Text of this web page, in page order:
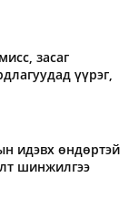
засаг
үүрэг,
идэвх өндөртэй
шинжилгээ